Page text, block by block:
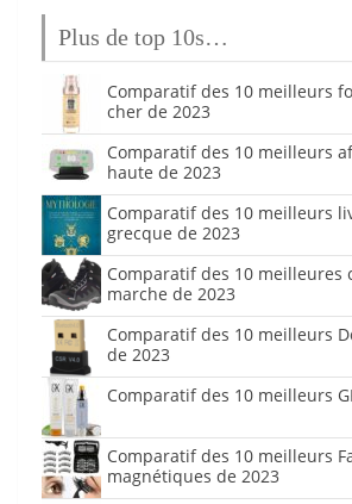
Plus de top 10s…
Comparatif des 10 meilleurs
cher de 2023
Comparatif des 10 meilleurs
haute de 2023
Comparatif des 10 meilleurs
grecque de 2023
Comparatif des 10 meilleures
marche de 2023
Comparatif des 10 meilleurs
de 2023
Comparatif des 10 meilleurs
Comparatif des 10 meilleurs
magnétiques de 2023